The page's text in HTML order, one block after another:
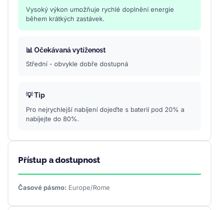
Vysoký výkon umožňuje rychlé doplnění energie
během krátkých zastávek.
📊 Očekávaná vytíženost
Střední - obvykle dobře dostupná
💡 Tip
Pro nejrychlejší nabíjení dojeďte s baterií pod 20% a
nabíjejte do 80%.
Přístup a dostupnost
Časové pásmo: Europe/Rome